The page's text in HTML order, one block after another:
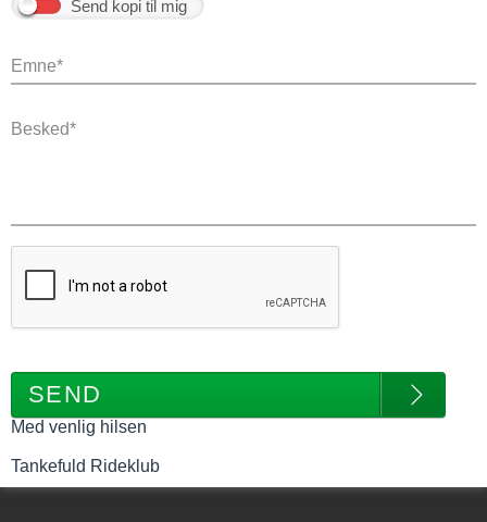
SEND
Med venlig hilsen
Tankefuld Rideklub